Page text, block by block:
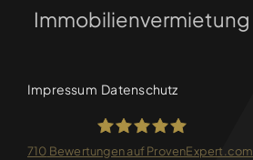
Immobilienvermietung
Impressum Datenschutz
710 Bewertungen auf ProvenExpert.com